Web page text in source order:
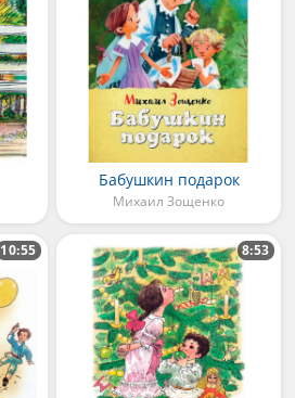
Бабушкин подарок
Михаил Зощенко
10:55 8:53